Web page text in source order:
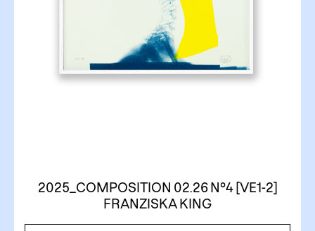
2025_COMPOSITION 02.26 N°4 [VE1-2]
FRANZISKA KING